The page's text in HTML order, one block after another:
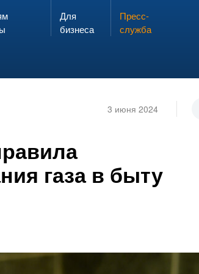
Запах газа?
ЗВОНИ 104
Для
бизнеса
Пресс-
служба
3 июня 2024
газа в быту